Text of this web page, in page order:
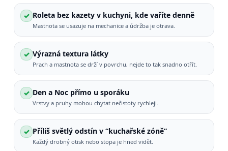
✓ Roleta bez kazety v kuchyni, kde vaříte denně
Mastnota se usazuje na mechanice a údržba je otrava.
✓ Výrazná textura látky
Prach a mastnota se drží v povrchu, nejde to tak snadno otřít.
✓ Den a Noc přímo u sporáku
Vrstvy a pruhy mohou chytat nečistoty rychleji.
✓ Příliš světlý odstín v “kuchařské zóně”
Každý drobný otisk nebo stopa je hned vidět.